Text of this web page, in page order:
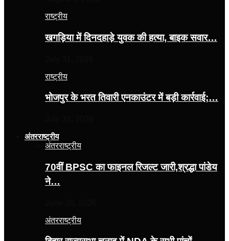
राष्ट्रीय
खगड़िया में दिनदहाड़े युवक की हत्या, बाइक सवार…
राष्ट्रीय
भोजपुर के भरत तिवारी एनकाउंटर में बड़ी कार्रवाई;…
अंतरराष्ट्रीय
अंतरराष्ट्रीय
70वीं BPSC का फाइनल रिजल्ट जारी,श्रद्धा पांडेय
ने…
अंतरराष्ट्रीय